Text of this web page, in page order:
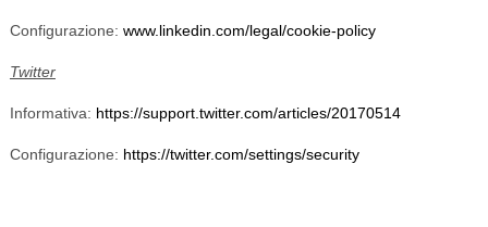
Configurazione: www.linkedin.com/legal/cookie-policy
Twitter
Informativa: https://support.twitter.com/articles/20170514
Configurazione: https://twitter.com/settings/security